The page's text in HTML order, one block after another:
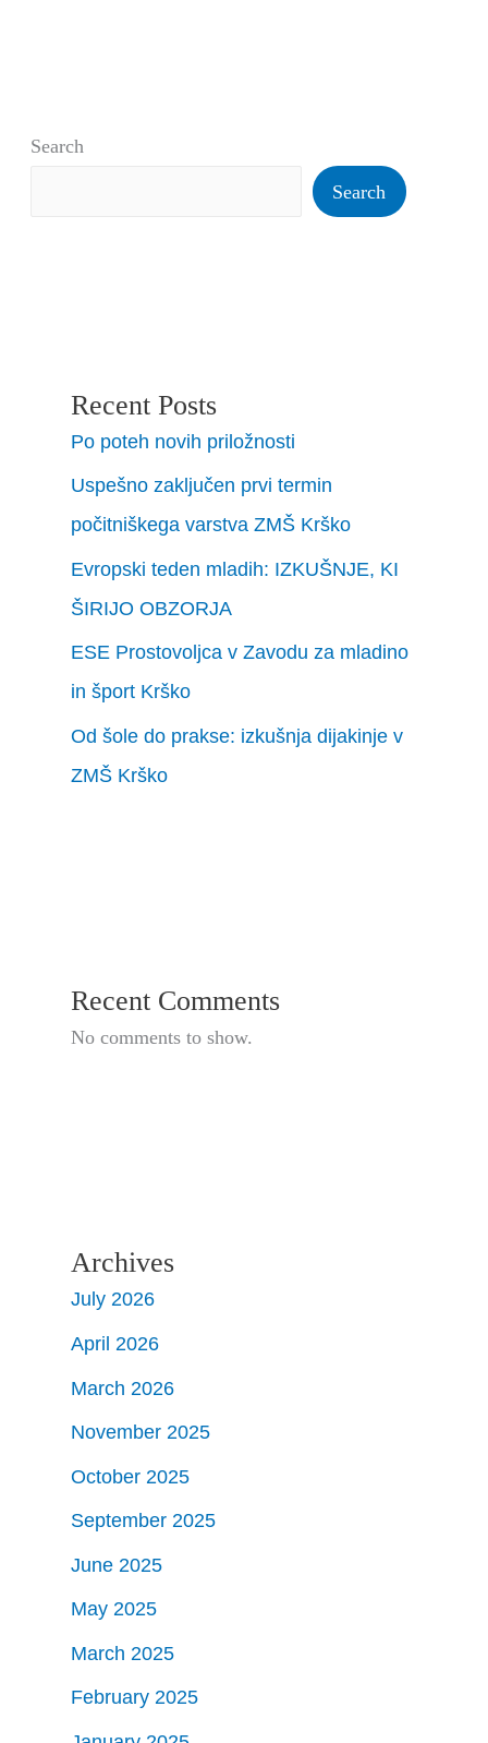
Search
Search
Recent Posts
Po poteh novih priložnosti
Uspešno zaključen prvi termin
počitniškega varstva ZMŠ Krško
Evropski teden mladih: IZKUŠNJE, KI
ŠIRIJO OBZORJA
ESE Prostovoljca v Zavodu za mladino
in šport Krško
Od šole do prakse: izkušnja dijakinje v
ZMŠ Krško
Recent Comments
No comments to show.
Archives
July 2026
April 2026
March 2026
November 2025
October 2025
September 2025
June 2025
May 2025
March 2025
February 2025